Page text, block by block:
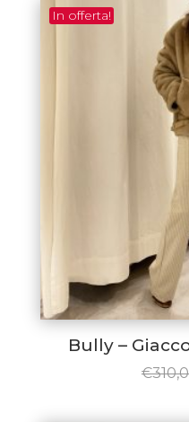
In offerta!
Bully –
€